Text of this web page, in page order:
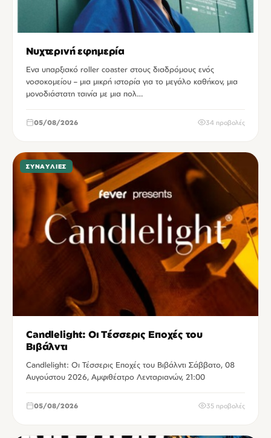
Νυχτερινή εφημερία
Ενα υπαρξιακό roller coaster στους διαδρόμους ενός
νοσοκομείου – μια μικρή ιστορία για το μεγάλο καθήκον, μια
μονοδιάστατη ταινία με μια πολ…
05/08/2026 34 προβολές
ΣΥΝΑΥΛΊΕΣ
Candlelight: Οι Τέσσερις Εποχές του
Βιβάλντι
Candlelight: Οι Τέσσερις Εποχές του Βιβάλντι Σάββατο, 08
Αυγούστου 2026, Αμφιθέατρο Λενταριανών, 21:00
05/08/2026 35 προβολές